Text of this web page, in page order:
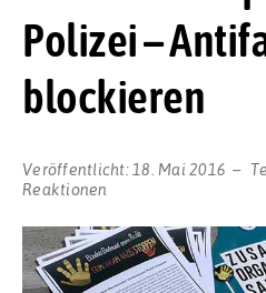
Polizei –
blockieren
Veröffentlicht: 18. Mai 2016
Reaktionen